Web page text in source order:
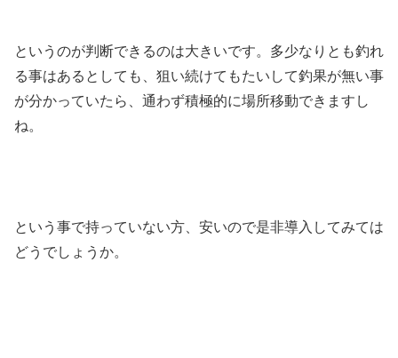
というのが判断できるのは大きいです。多少なりとも釣れ
る事はあるとしても、狙い続けてもたいして釣果が無い事
が分かっていたら、通わず積極的に場所移動できますし
ね。
という事で持っていない方、安いので是非導入してみては
どうでしょうか。